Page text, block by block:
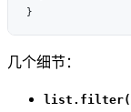
几个细节：